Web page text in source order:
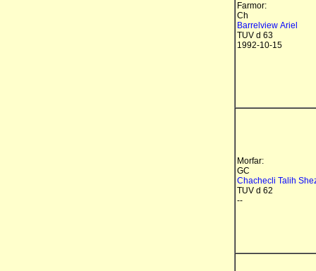
Farmor:
Ch
Barrelview Ariel
TUV d 63
1992-10-15
Morfar:
GC
Chachecli Talih
TUV d 62
--